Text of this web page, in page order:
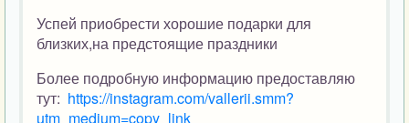
Успей приобрести хорошие подарки для
близких,на предстоящие праздники
Более подробную информацию предоставляю
тут: https://instagram.com/vallerii.smm?
utm_medium=copy_link